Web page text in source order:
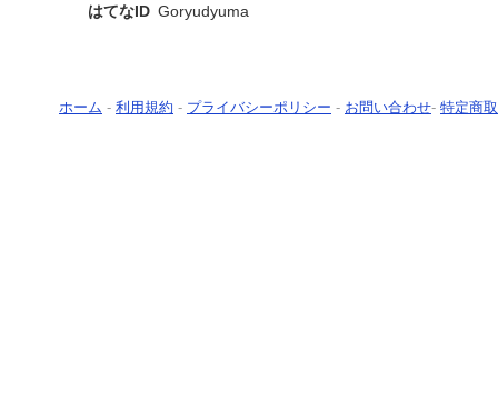
はてなID Goryudyuma
ホーム - 利用規約 - プライバシーポリシー - お問い合わせ- 特定商